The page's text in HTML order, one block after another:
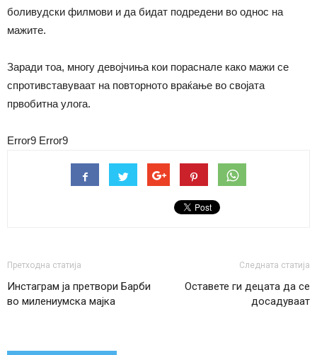
боливудски филмови и да бидат подредени во однос на
мажите.
Заради тоа, многу девојчиња кои пораснале како мажи се
спротивставуваат на повторното враќање во својата
првобитна улога.
Error9 Error9
Претходна статија
Инстаграм ја претвори Барби
во милениумска мајка
Следната статија
Оставете ги децата да се
досадуваат